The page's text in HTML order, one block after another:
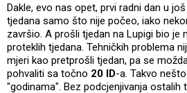
Dakle, evo nas opet, prvi radni dan u
tjedana samo što nije počeo, iako
završio. A prošli tjedan na Lupigi bio je
proteklih tjedana. Tehničkih problema
mjeri kao pretprošli tjedan, pa se
pohvaliti sa točno 20 ID-a. Takvo
"godinama". Bez podcjenjivanja ostalih